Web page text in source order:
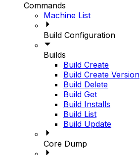
Commands
Machine List
Build Configuration
Builds
Build Create
Build Create Version
Build Delete
Build Get
Build Installs
Build List
Build Update
Core Dump